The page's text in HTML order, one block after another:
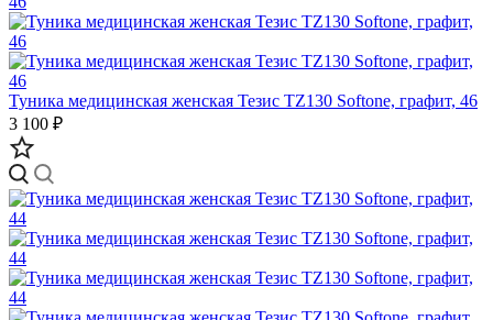
Туника медицинская женская Тезис TZ130 Softone, графит, 46
3 100 ₽